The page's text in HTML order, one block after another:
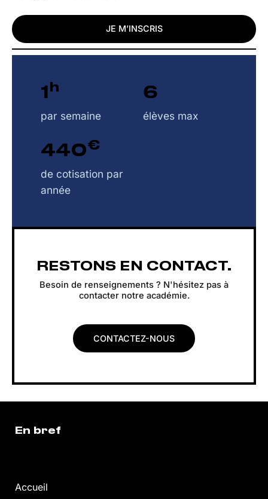
JE M’INSCRIS
1 h
par semaine
6
élèves max
440€
de cotisation par
année
RESTONS EN CONTACT.
Besoin de renseignements ? N'hésitez pas à
contacter notre académie.
CONTACTEZ-NOUS
En bref
Accueil